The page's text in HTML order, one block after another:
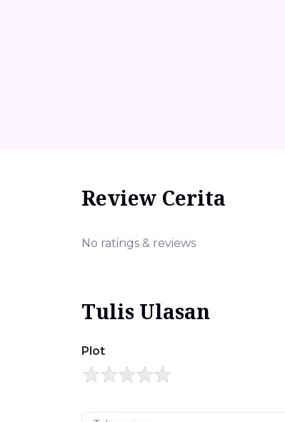
Review Cerita
No ratings & reviews
Tulis Ulasan
Plot